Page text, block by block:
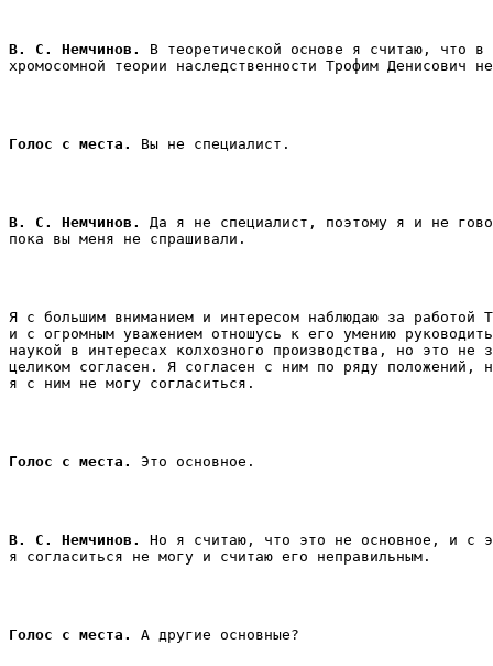
В. С. Немчинов.
В теоретической основе я считаю, что в
хромосомной теории наследственности Трофим Денисович
Голос с места. Вы не специалист.
В. С. Немчинов.
Да я не специалист, поэтому я и не
пока вы меня не спрашивали.
Я с большим вниманием и интересом наблюдаю за работой
и с огромным уважением отношусь к его умению
наукой в интересах колхозного производства, но это не
целиком согласен. Я согласен с ним по ряду положений,
я с ним не могу согласиться.
Голос с места. Это основное.
В. С. Немчинов.
Но я считаю, что это не основное, и с
я согласиться не могу и считаю его неправильным.
Голос с места. А другие основные?